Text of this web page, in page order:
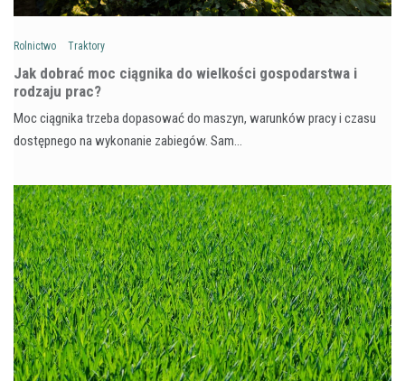
Rolnictwo Traktory
Jak dobrać moc ciągnika do wielkości gospodarstwa i
rodzaju prac?
Moc ciągnika trzeba dopasować do maszyn, warunków pracy i czasu
dostępnego na wykonanie zabiegów. Sam…